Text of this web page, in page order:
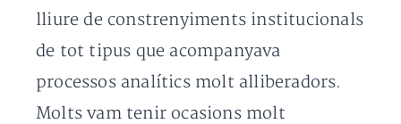
lliure de constrenyiments institucionals
de tot tipus que acompanyava
processos analítics molt alliberadors.
Molts vam tenir ocasions molt